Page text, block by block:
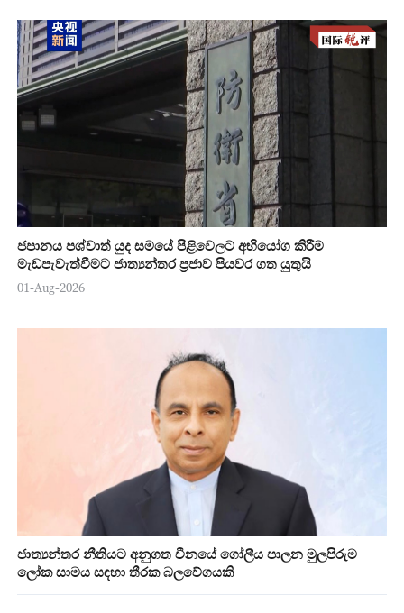
ජපානය පශ්චාත් යුද සමයේ පිළිවෙලට අභියෝග කිරීම
මැඩපැවැත්වීමට ජාත්‍යන්තර ප්‍රජාව පියවර ගත යුතුයි
01-Aug-2026
ජාත්‍යන්තර නීතියට අනුගත චීනයේ ගෝලීය පාලන මුලපිරුම
ලෝක සාමය සඳහා තීරක බලවේගයකි